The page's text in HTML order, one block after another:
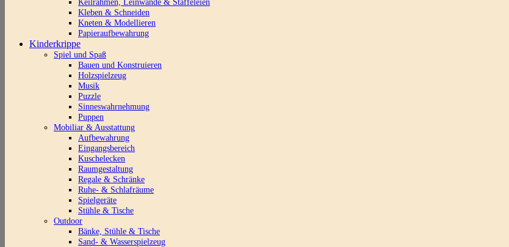
Kleben & Schneiden
Kneten & Modellieren
Papieraufbewahrung
Kinderkrippe
Spiel und Spaß
Bauen und Konstruieren
Holzspielzeug
Musik
Puzzle
Sinneswahrnehmung
Puppen
Mobiliar & Ausstattung
Aufbewahrung
Eingangsbereich
Kuschelecken
Raumgestaltung
Regale & Schränke
Ruhe- & Schlafräume
Spielgeräte
Stühle & Tische
Outdoor
Bänke, Stühle & Tische
Sand- & Wasserspielzeug